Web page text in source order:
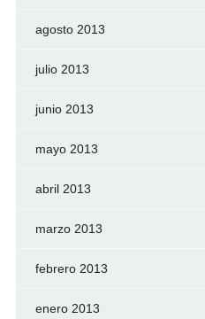
agosto 2013
julio 2013
junio 2013
mayo 2013
abril 2013
marzo 2013
febrero 2013
enero 2013